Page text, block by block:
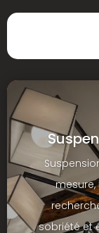
mesure,
sobriété et